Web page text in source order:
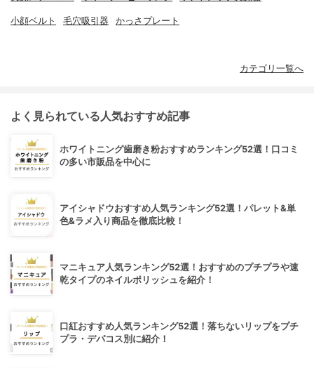
小顔ベルト 毛穴吸引器 かっさプレート
カテゴリ一覧へ
よく見られている人気おすすめ記事
ホワイトニング歯磨き粉おすすめランキング52選！口コミ
の多い市販品を中心に
アイシャドウおすすめ人気ランキング52選！パレット&単
色&ラメ入り商品を徹底比較！
マニキュア人気ランキング52選！おすすめのプチプラや速
乾タイプのネイルポリッシュを紹介！
口紅おすすめ人気ランキング52選！落ちないリップをプチ
プラ・デパコス別に紹介！